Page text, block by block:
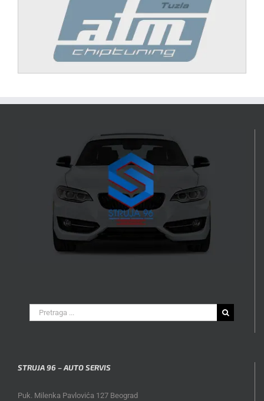
Search
for:
STRUJA 96 – AUTO SERVIS
Puk. Milenka Pavlovića 127 Beograd